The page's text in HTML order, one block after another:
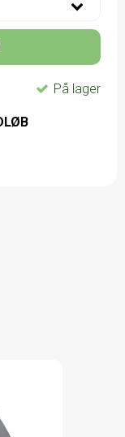
På lager